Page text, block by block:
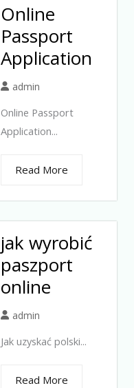
Online
Passport
Application
admin
Online Passport
Application...
Read More
jak wyrobić
paszport
online
admin
Jak uzyskać polski...
Read More